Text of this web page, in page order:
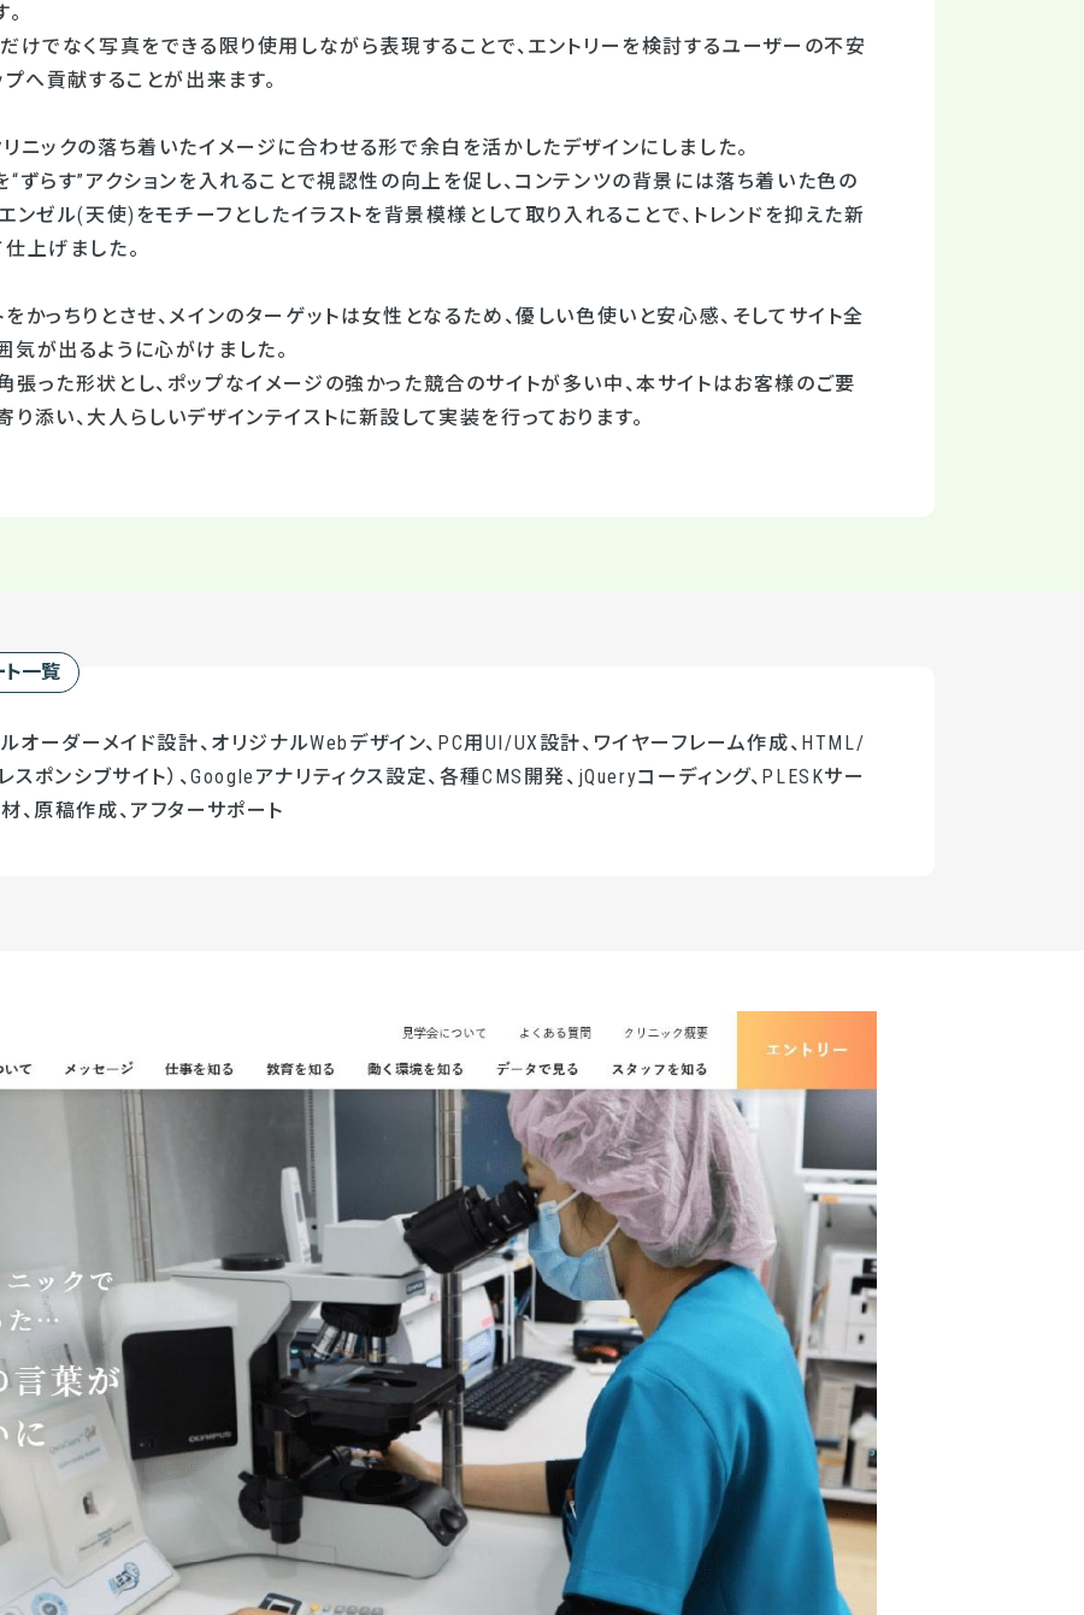
だけでなく写真をできる限り使用しながら表現することで、エントリーを検討するユーザーの不安
プへ貢献することが出来ます。
リニックの落ち着いたイメージに合わせる形で余白を活かしたデザインにしました。
“ずらす”アクションを入れることで視認性の向上を促し、コンテンツの背景には落ち着いた色の
ンゼル(天使)をモチーフとしたイラストを背景模様として取り入れることで、トレンドを抑えた新
上げました。
かっちりとさせ、メインのターゲットは女性となるため、優しい色使いと安心感、そしてサイト全
気が出るように心がけました。
張った形状とし、ポップなイメージの強かった競合のサイトが多い中、本サイトはお客様のご要
添い、大人らしいデザインテイストに新設して実装を行っております。
ト一覧
ルオーダーメイド設計、オリジナルWebデザイン、PC用UI/UX設計、ワイヤーフレーム作成、HTML/
スポンシブサイト）、Googleアナリティクス設定、各種CMS開発、jQueryコーディング、PLESKサー
、原稿作成、アフターサポート